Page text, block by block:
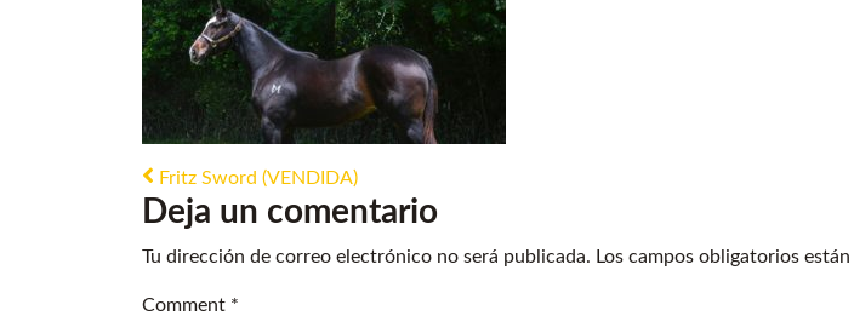
Post navigation
Fritz Sword (VENDIDA)
Deja un comentario
Tu dirección de correo electrónico no será publicada. Los campos obligatorios
Comment *